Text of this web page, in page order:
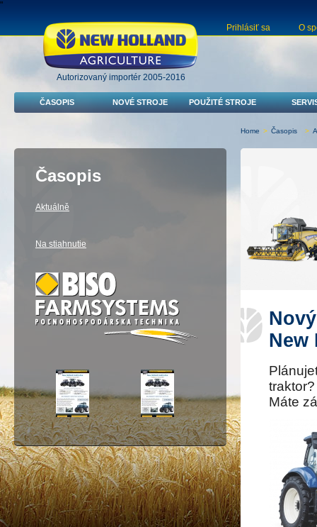
"
Autorizovaný importér 2005-2016
Prihlásiť sa O
ČASOPIS NOVÉ STROJE POUŽITÉ STROJE
Home > Časopis >
New
Máte
Časopis
Aktuálně
Na stiahnutie